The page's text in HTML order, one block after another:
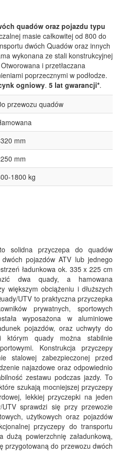
quadów oraz pojazdu typu
masie całkowitej od 800 do
dwóch Quadów oraz innych
wykonana ze stali konstrukcyjnej
i przetłaczana
poprzecznymi w podłodze.
ogniowy. 5 lat gwarancji*.
przewozu quadów
mm
mm
1800 kg
solidna przyczepa do quadów
pojazdów ATV lub jednego
ładunkowa ok. 335 x 225 cm
dwa quady, a hamowana
większym obciążeniu i dłuższych
UTV to praktyczna przyczepka
prywatnych, sportowych
wyposażona w aluminiowe
pojazdów, oraz uchwyty do
którym quady można stabilnie
Konstrukcja przyczepy
stalowej zabezpieczonej przed
najazdowe oraz odpowiednio
zestawu podczas jazdy. To
szukają mocniejszej przyczepy
lekkiej przyczepki na jeden
sprawdzi się przy przewozie
użytkowych oraz pojazdów
przyczepy do transportu
dużą powierzchnię załadunkową,
przygotowaną do przewozu dwóch